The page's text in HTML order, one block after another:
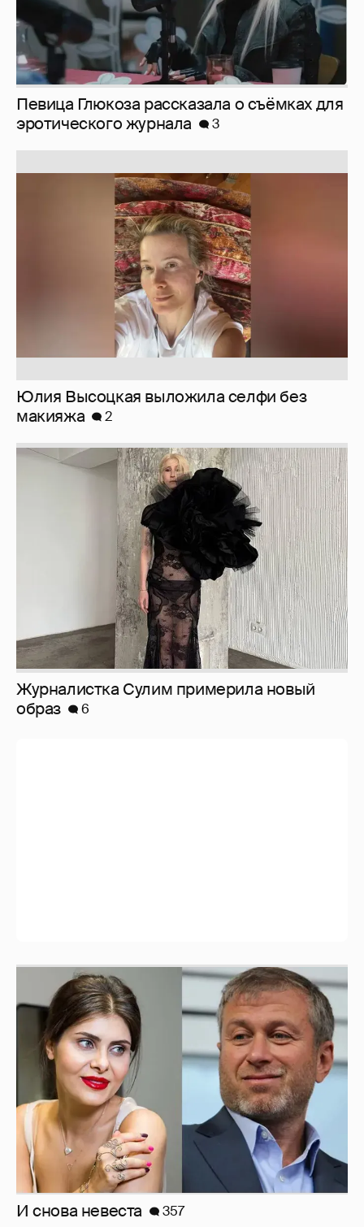
Певица Глюкоза рассказала о съёмках для
эротического журнала
3
Юлия Высоцкая выложила селфи без
макияжа
2
Журналистка Сулим примерила новый
образ
6
И снова невеста 357